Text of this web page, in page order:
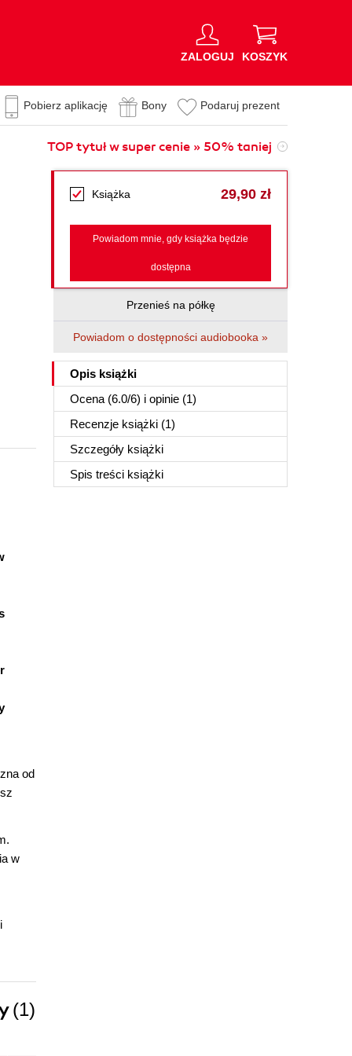
ZALOGUJ KOSZYK
Pobierz aplikację Bony Podaruj prezent
TOP tytuł w super cenie » 50% taniej
Książka 29,90 zł
Powiadom mnie, gdy książka będzie
dostępna
Przenieś na półkę
Powiadom o dostępności audiobooka »
Opis książki
Ocena (6.0/6) i opinie (1)
Recenzje książki (1)
Szczegóły książki
Spis treści książki
od
w
(1)